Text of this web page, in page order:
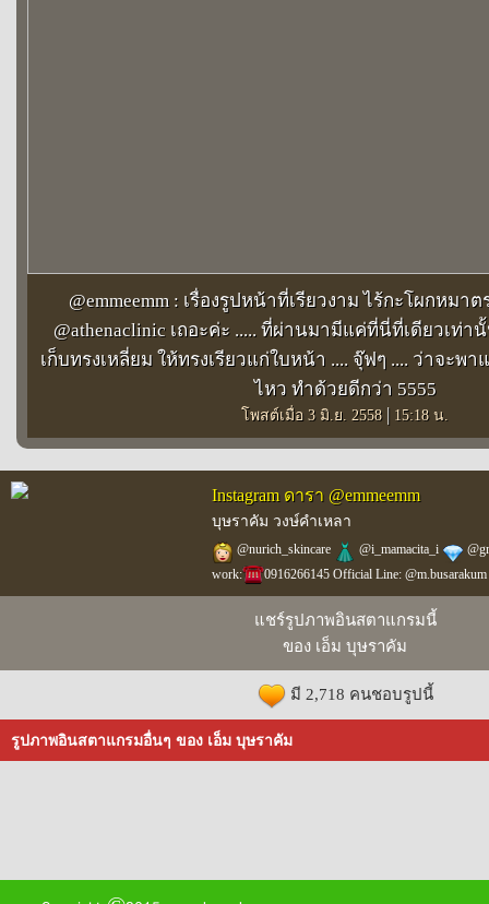
@emmeemm : เรื่องรูปหน้าที่เรียวงาม ไร้กะโผกหมา
@athenaclinic เถอะค่ะ ..... ที่ผ่านมามีแค่ที่นี่ที่เดียวเท่า
เก็บทรงเหลี่ยม ให้ทรงเรียวแก่ใบหน้า .... จุ๊ฟๆ .... ว่าจะพ
ไหว ทำด้วยดีกว่า 5555
โพสต์เมื่อ 3 มิ.ย. 2558 | 15:18 น.
Instagram ดารา @emmeemm
บุษราคัม วงษ์คำเหลา
@nurich_skincare @i_mamacita_i
work:
0916266145 Official Line:
แชร์รูปภาพอินสตาแกรมนี้
ของ เอ็ม บุษราคัม
มี 2,718 คนชอบรูปนี้
รูปภาพอินสตาแกรมอื่นๆ ของ เอ็ม บุษราคัม